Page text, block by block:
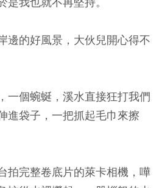
邊的好風景，大伙兒開心得不
一個蜿蜒，溪水直接狂打我們
進袋子，一把抓起毛巾來擦
拍完整卷底片的萊卡相機，嘩